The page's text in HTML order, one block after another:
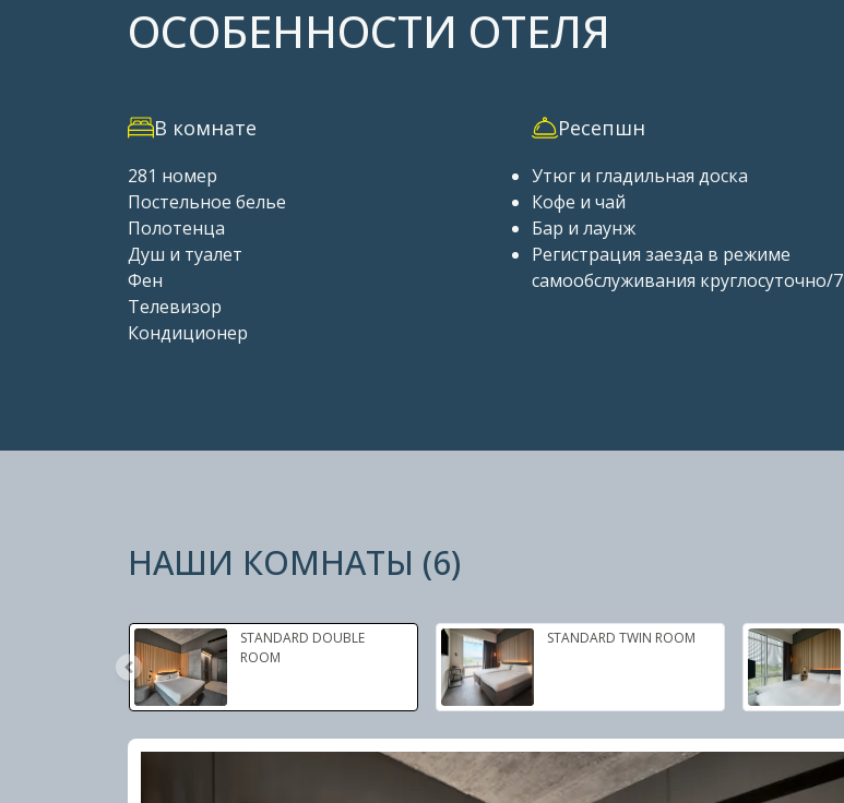
ОСОБЕННОСТИ ОТЕЛЯ
В комнате
281 номер
Постельное белье
Полотенца
Душ и туалет
Фен
Телевизор
Кондиционер
Ресепшн
Утюг и гладильная доска
Кофе и чай
Бар и лаунж
Регистрация заезда в режиме
самообслуживания круглосуточно/7
НАШИ КОМНАТЫ (6)
Слайд 1 из 3STANDARD DOUBLE
ROOM
STANDARD TWIN ROOM